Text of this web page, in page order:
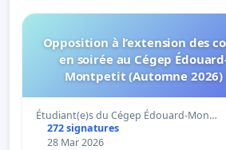
Opposition à l’extension des
en soirée au Cégep
Montpetit (Automne 2026)
Étudiant(e)s du Cégep Édouard-Mon…
272 signatures
28 Mar 2026